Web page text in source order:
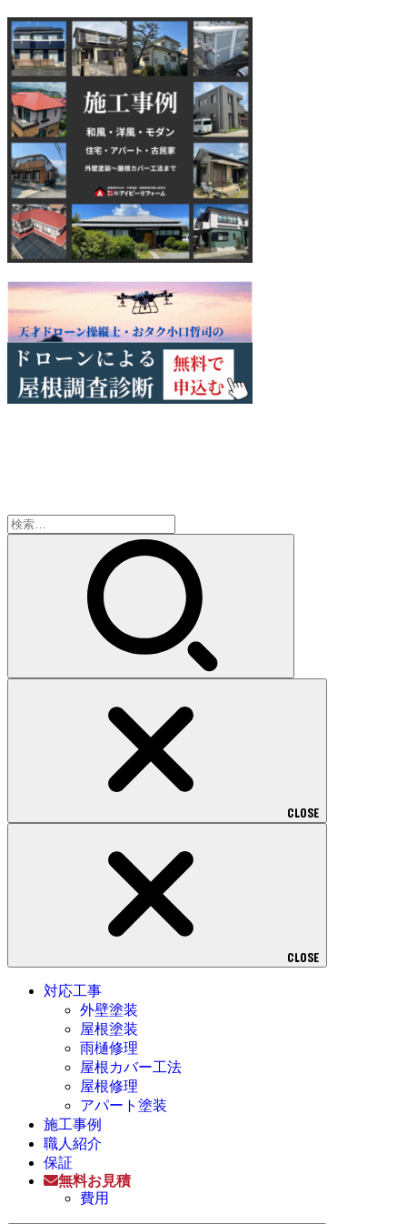
検
索:
CLOSE
CLOSE
対応工事
外壁塗装
屋根塗装
雨樋修理
屋根カバー工法
屋根修理
アパート塗装
施工事例
職人紹介
保証
無料お見積
費用